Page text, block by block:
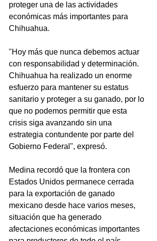
proteger una de las actividades
económicas más importantes para
Chihuahua.
"Hoy más que nunca debemos actuar
con responsabilidad y determinación.
Chihuahua ha realizado un enorme
esfuerzo para mantener su estatus
sanitario y proteger a su ganado, por lo
que no podemos permitir que esta
crisis siga avanzando sin una
estrategia contundente por parte del
Gobierno Federal", expresó.
Medina recordó que la frontera con
Estados Unidos permanece cerrada
para la exportación de ganado
mexicano desde hace varios meses,
situación que ha generado
afectaciones económicas importantes